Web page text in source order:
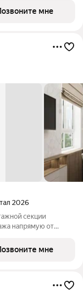
вариантамне
2026
секции
напрямую от
вариантамне